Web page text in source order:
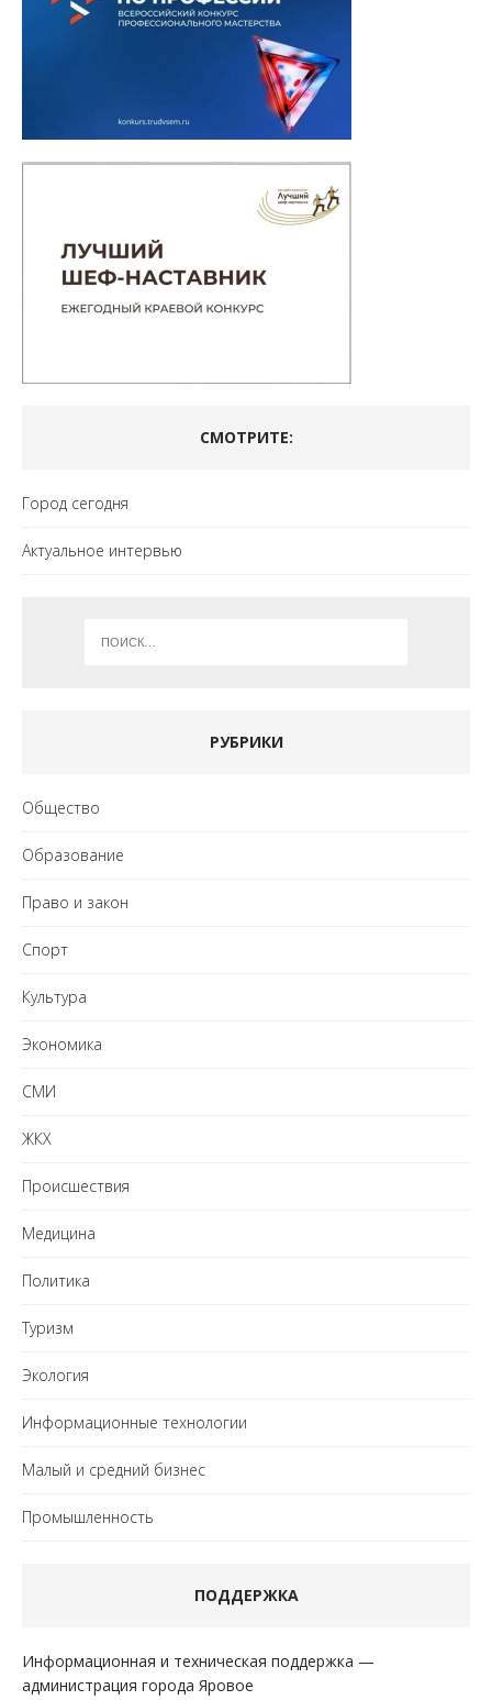
СМОТРИТЕ:
Город сегодня
Актуальное интервью
РУБРИКИ
Общество
Образование
Право и закон
Спорт
Культура
Экономика
СМИ
ЖКХ
Происшествия
Медицина
Политика
Туризм
Экология
Информационные технологии
Малый и средний бизнес
Промышленность
ПОДДЕРЖКА
Информационная и техническая поддержка —
администрация города Яровое